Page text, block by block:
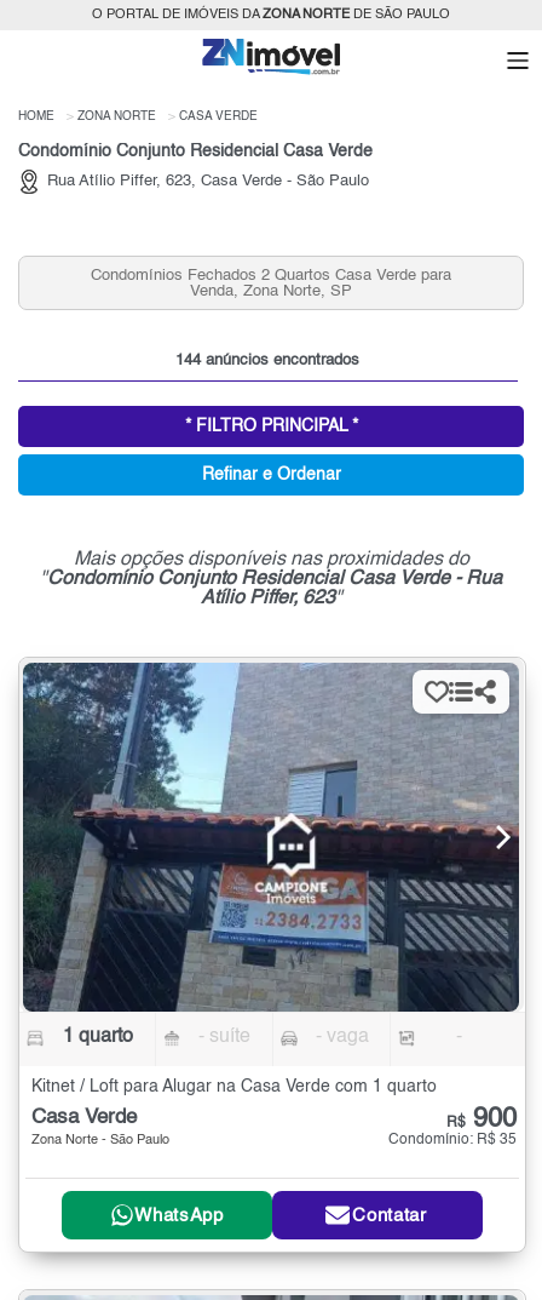
O PORTAL DE IMÓVEIS DAZONA NORTEDE SÃO PAULO
HOME ZONA NORTE CASA VERDE
Condomínio Conjunto Residencial Casa Verde
Rua Atílio Piffer, 623, Casa Verde - São Paulo
Condomínios Fechados 2 Quartos Casa Verde para
Venda, Zona Norte, SP
144 anúncios encontrados
* FILTRO PRINCIPAL *
Refinar e Ordenar
Mais opções disponíveis nas proximidades do
"Condomínio Conjunto Residencial Casa Verde - Rua
Atílio Piffer, 623"
1 quarto - suíte - vaga -
Kitnet / Loft para Alugar na Casa Verde com 1 quarto
Casa Verde
Zona Norte - São Paulo
R$ 900
Condomínio: R$ 35
WhatsApp Contatar